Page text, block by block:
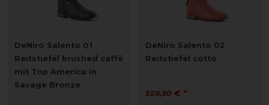
DeNiro Salento 01
Reitstiefel brushed caffé
mit Top America in
Savage Bronze
DeNiro Salento 02
Reitstiefel cotto
559,90 € *